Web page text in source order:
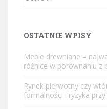
OSTATNIE WPISY
Meble drewniane –
różnice w porównaniu z
Rynek pierwotny czy
formalności i ryzyka